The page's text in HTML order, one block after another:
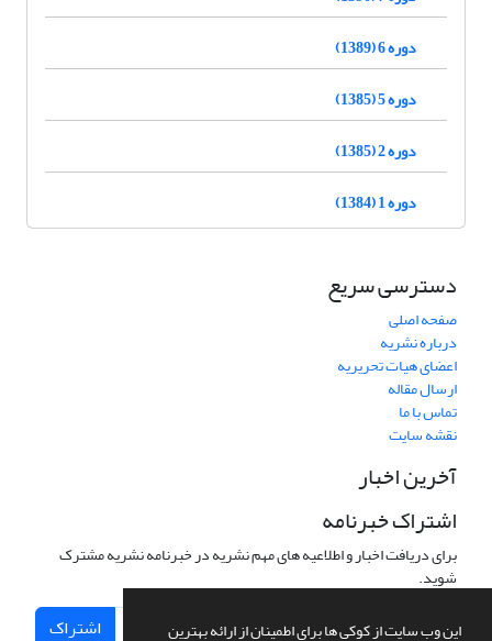
این وب سایت از کوکی ها برای اطمینان از ارائه بهترین
دوره 6 (1389)
دوره 5 (1385)
دوره 2 (1385)
دوره 1 (1384)
دسترسی سریع
صفحه اصلی
درباره نشریه
اعضای هیات تحریریه
ارسال مقاله
تماس با ما
نقشه سایت
آخرین اخبار
اشتراک خبرنامه
برای دریافت اخبار و اطلاعیه های مهم نشریه در خبرنامه نشریه مشترک
شوید.
اشتراک